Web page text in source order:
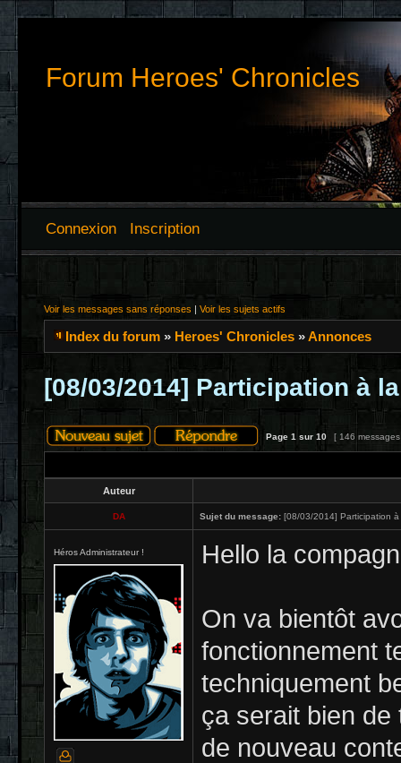
Forum Heroes' Chronicles
Connexion Inscription
Voir les messages sans réponses | Voir les sujets actifs
Index du forum » Heroes' Chronicles »Annonces
[08/03/2014] Participation à
Page 1 sur 10 [ 146
Auteur
DA Sujet du message: [08/03/2014] Participation
Héros Administrateur ! Hello la
On va bientôt
fonctionnement
techniquement
ça serait bien
de nouveau